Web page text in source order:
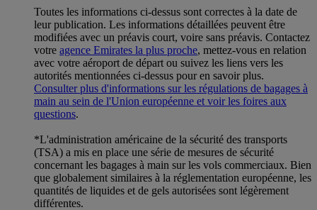
Toutes les informations ci-dessus sont correctes à la date de
leur publication. Les informations détaillées peuvent être
modifiées avec un préavis court, voire sans préavis. Contactez
votre agence Emirates la plus proche, mettez-vous en relation
avec votre aéroport de départ ou suivez les liens vers les
autorités mentionnées ci-dessus pour en savoir plus.
Consulter plus d'informations sur les régulations de bagages à
main au sein de l'Union européenne et voir les foires aux
questions.
*L'administration américaine de la sécurité des transports
(TSA) a mis en place une série de mesures de sécurité
concernant les bagages à main sur les vols commerciaux. Bien
que globalement similaires à la réglementation européenne, les
quantités de liquides et de gels autorisées sont légèrement
différentes.